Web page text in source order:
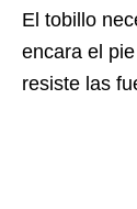
El tobillo
encara el
resiste las